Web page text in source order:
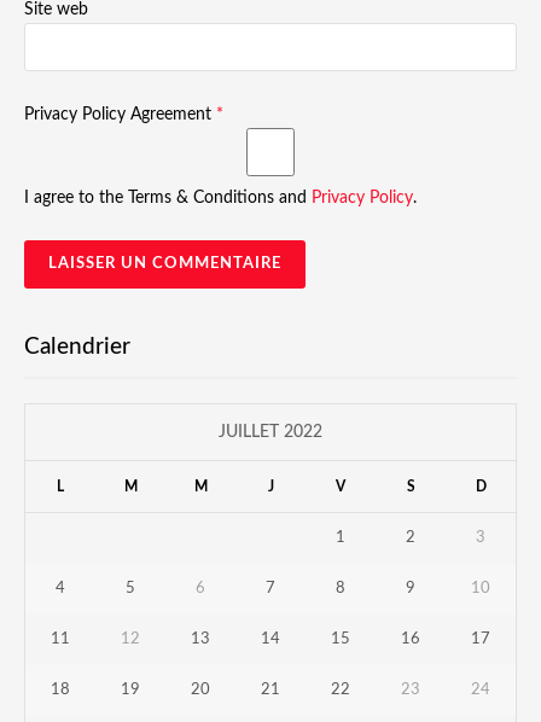
Site web
Privacy Policy Agreement *
I agree to the Terms & Conditions and Privacy Policy.
Calendrier
JUILLET 2022
L M M J V S D
1 2 3
4 5 6 7 8 9 10
11 12 13 14 15 16 17
18 19 20 21 22 23 24